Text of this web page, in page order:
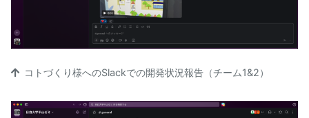
コトづくり様へのSlackでの開発状況報告（チーム1&2）